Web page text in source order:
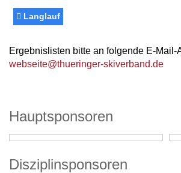
Langlauf
Ergebnislisten bitte an folgende E-Mail-
webseite@thueringer-skiverband.de
Hauptsponsoren
Disziplinsponsoren